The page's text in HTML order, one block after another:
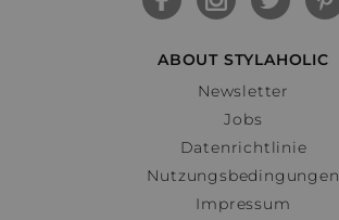
ABOUT STYLAHOLIC
Newsletter
Jobs
Datenrichtlinie
Nutzungsbedingungen
Impressum